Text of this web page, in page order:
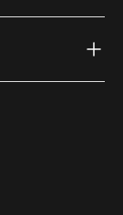
link) link)
(external